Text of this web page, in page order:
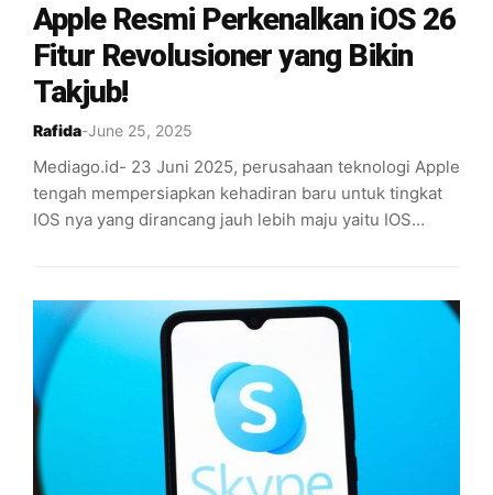
Apple Resmi Perkenalkan iOS 26
Fitur Revolusioner yang Bikin
Takjub!
Rafida-June 25, 2025
Mediago.id- 23 Juni 2025, perusahaan teknologi Apple
tengah mempersiapkan kehadiran baru untuk tingkat
IOS nya yang dirancang jauh lebih maju yaitu IOS…